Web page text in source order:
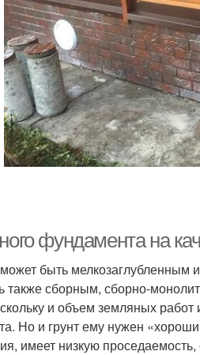
фундамента на
быть мелкозаглубленным
также сборным, сборно-
и объем земляных
Но и грунт ему нужен
имеет низкую